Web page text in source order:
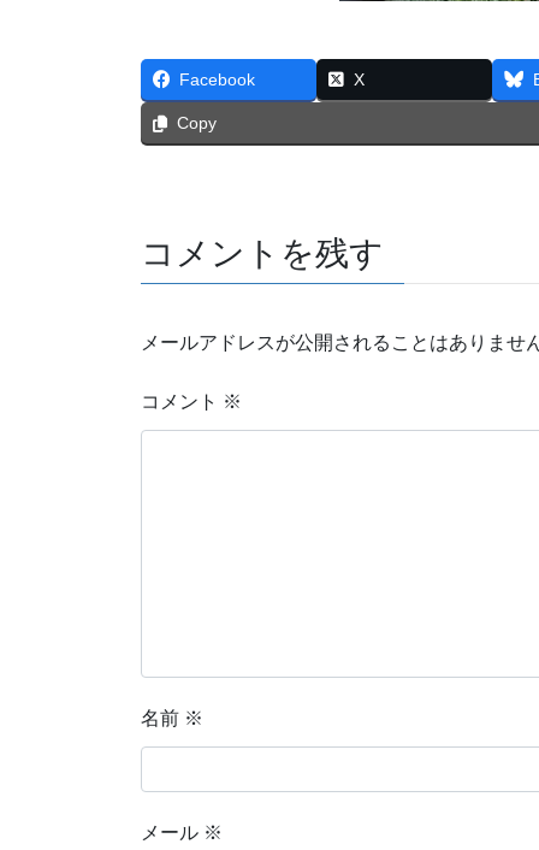
Facebook X
Copy
コメントを残す
メールアドレスが公開されることはありませ
コメント ※
名前 ※
メール ※